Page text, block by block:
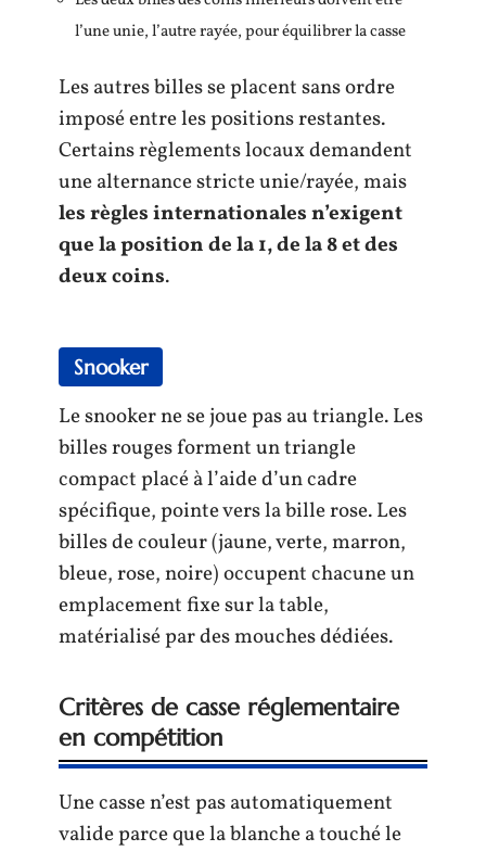
l’une unie, l’autre rayée, pour équilibrer la casse
Les autres billes se placent sans ordre
imposé entre les positions restantes.
Certains règlements locaux demandent
une alternance stricte unie/rayée, mais
les règles internationales n’exigent
que la position de la 1, de la 8 et des
deux coins.
Snooker
Le snooker ne se joue pas au triangle. Les
billes rouges forment un triangle
compact placé à l’aide d’un cadre
spécifique, pointe vers la bille rose. Les
billes de couleur (jaune, verte, marron,
bleue, rose, noire) occupent chacune un
emplacement fixe sur la table,
matérialisé par des mouches dédiées.
Critères de casse réglementaire
en compétition
Une casse n’est pas automatiquement
valide parce que la blanche a touché le